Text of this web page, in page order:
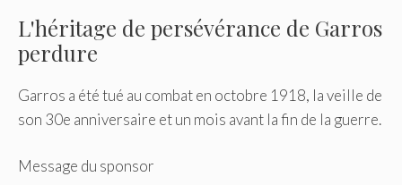
L'héritage de persévérance de Garros
perdure
Garros a été tué au combat en octobre 1918, la veille de
son 30e anniversaire et un mois avant la fin de la guerre.
Message du sponsor